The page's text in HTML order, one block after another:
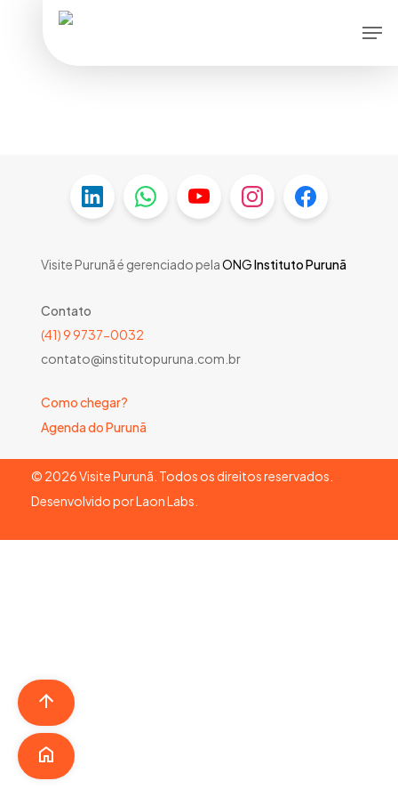
Visite Purunã é gerenciado pelaONGInstituto Purunã
Contato
(41) 9 9737-0032
contato@institutopuruna.com.br
Como chegar?
Agenda do Purunã
© 2026Visite Purunã. Todos os direitos reservados.
Desenvolvido porLaon Labs